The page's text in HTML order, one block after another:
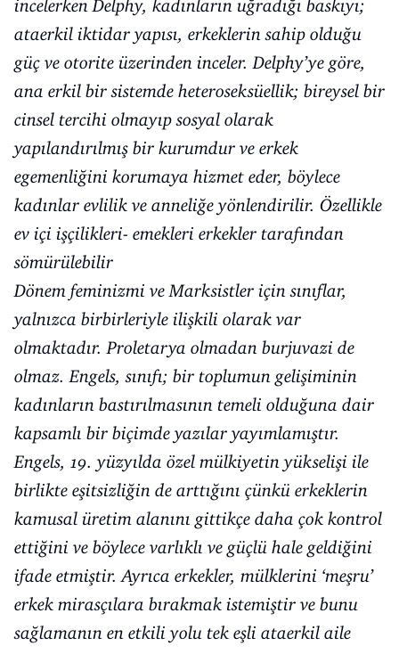
incelerken Delphy, kadınların uğradığı baskıyı;
ataerkil iktidar yapısı, erkeklerin sahip olduğu
güç ve otorite üzerinden inceler. Delphy’ye göre,
ana erkil bir sistemde heteroseksüellik; bireysel bir
cinsel tercihi olmayıp sosyal olarak
yapılandırılmış bir kurumdur ve erkek
egemenliğini korumaya hizmet eder, böylece
kadınlar evlilik ve anneliğe yönlendirilir. Özellikle
ev içi işçilikleri- emekleri erkekler tarafından
sömürülebilir
Dönem feminizmi ve Marksistler için sınıflar,
yalnızca birbirleriyle ilişkili olarak var
olmaktadır. Proletarya olmadan burjuvazi de
olmaz. Engels, sınıfı; bir toplumun gelişiminin
kadınların bastırılmasının temeli olduğuna dair
kapsamlı bir biçimde yazılar yayımlamıştır.
Engels, 19. yüzyılda özel mülkiyetin yükselişi ile
birlikte eşitsizliğin de arttığını çünkü erkeklerin
kamusal üretim alanını gittikçe daha çok kontrol
ettiğini ve böylece varlıklı ve güçlü hale geldiğini
ifade etmiştir. Ayrıca erkekler, mülklerini ‘meşru’
erkek mirasçılara bırakmak istemiştir ve bunu
sağlamanın en etkili yolu tek eşli ataerkil aile